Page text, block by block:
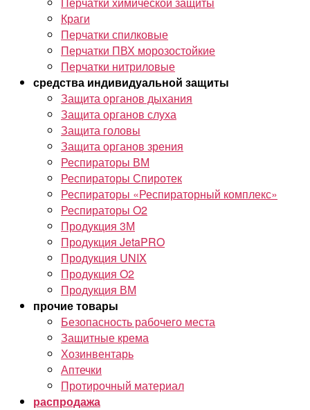
Краги
Перчатки спилковые
Перчатки ПВХ морозостойкие
Перчатки нитриловые
средства индивидуальной защиты
Защита органов дыхания
Защита органов слуха
Защита головы
Защита органов зрения
Респираторы ВМ
Респираторы Спиротек
Респираторы «Респираторный комплекс»
Респираторы O2
Продукция 3М
Продукция JetaPRO
Продукция UNIX
Продукция O2
Продукция ВМ
прочие товары
Безопасность рабочего места
Защитные крема
Хозинвентарь
Аптечки
Протирочный материал
распродажа